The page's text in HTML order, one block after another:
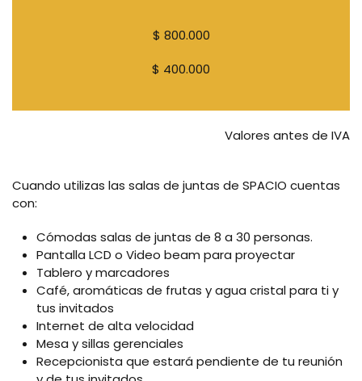
$ 800.000
$ 400.000
Valores antes de IVA
Cuando utilizas las salas de juntas de SPACIO cuentas
con:
Cómodas salas de juntas de 8 a 30 personas.
Pantalla LCD o Video beam para proyectar
Tablero y marcadores
Café, aromáticas de frutas y agua cristal para ti y
tus invitados
Internet de alta velocidad
Mesa y sillas gerenciales
Recepcionista que estará pendiente de tu reunión